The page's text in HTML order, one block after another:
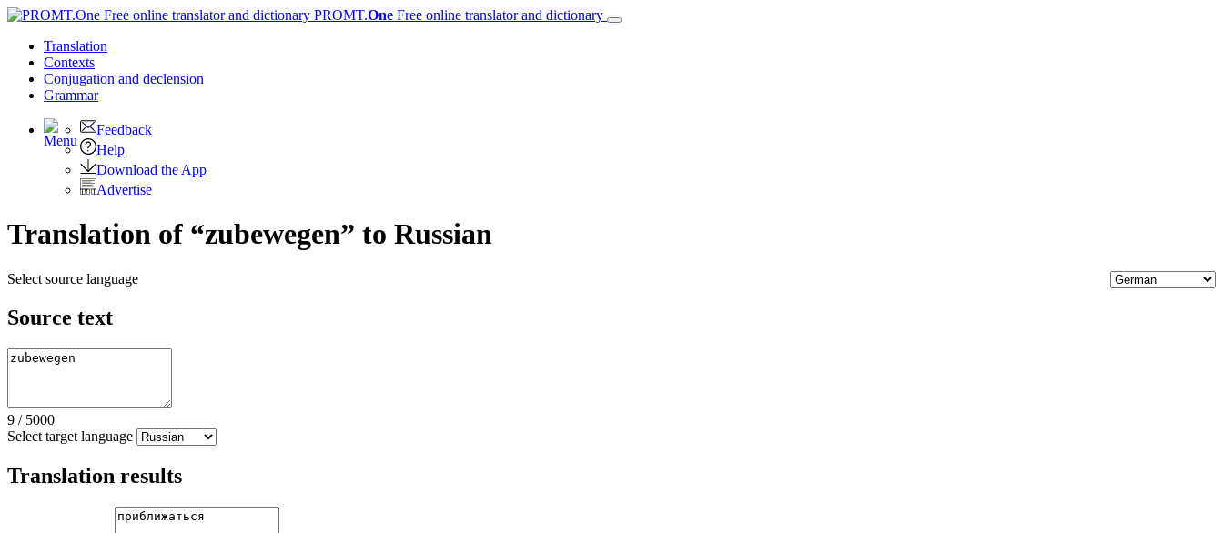
PROMT.One Free online translator and dictionary
Translation
Contexts
Conjugation and declension
Grammar
Feedback
Help
Download the App
Advertise
Translation of “zubewegen” to Russian
Select source language
Source text
9 / 5000
Select target language
Translation results